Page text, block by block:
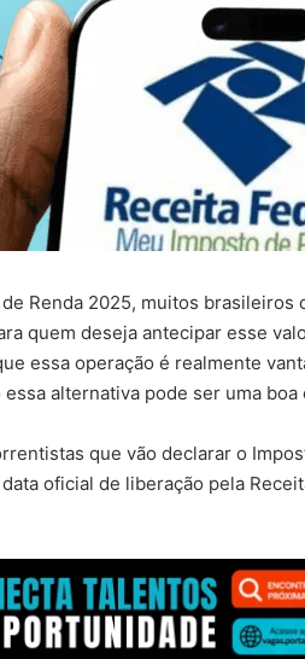
Renda 2025, muitos brasileiros
quem deseja antecipar esse
essa operação é realmente
alternativa pode ser uma boa
que vão declarar o
oficial de liberação pela